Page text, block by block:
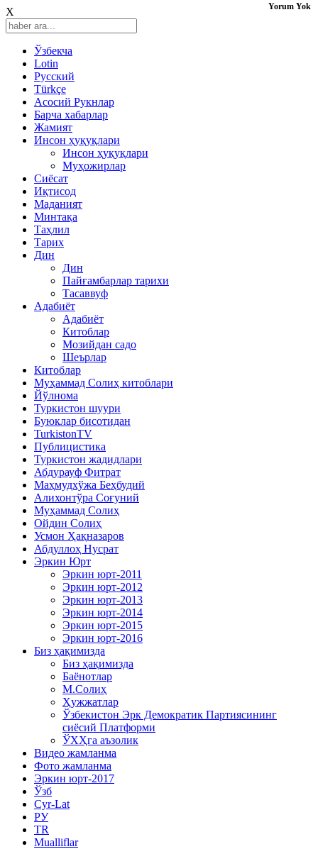
X
Ўзбекча
Lotin
Русский
Türkçe
Асосий Рукнлар
Барча хабарлар
Жамият
Инсон ҳуқуқлари
Инсон ҳуқуқлари
Муҳожирлар
Сиёсат
Иқтисод
Mаданият
Минтақа
Таҳлил
Тарих
Дин
Дин
Пайғамбарлар тарихи
Тасаввуф
Адабиёт
Адабиёт
Китоблар
Мозийдан садо
Шеърлар
Китоблар
Муҳаммад Солиҳ китоблари
Йўлнома
Туркистон шуури
Буюклар бисотидан
TurkistonTV
Публицистика
Туркистон жадидлари
Абдурауф Фитрат
Маҳмудхўжа Беҳбудий
Алихонтўра Соғуний
Муҳаммад Солиҳ
Ойдин Солиҳ
Усмон Ҳақназаров
Абдуллоҳ Нусрат
Эркин Юрт
Эркин юрт-2011
Эркин юрт-2012
Эркин юрт-2013
Эркин юрт-2014
Эркин юрт-2015
Эркин юрт-2016
Биз ҳақимизда
Биз ҳақимизда
Баёнотлар
М.Солиҳ
Ҳужжатлар
Ўзбекистон Эрк Демократик Партиясининг
сиёсий Платформи
ЎХҲга аъзолик
Видео жамланма
Фото жамланма
Эркин юрт-2017
Ўзб
Cyr-Lat
РУ
TR
Mualliflar
Yorum Yok